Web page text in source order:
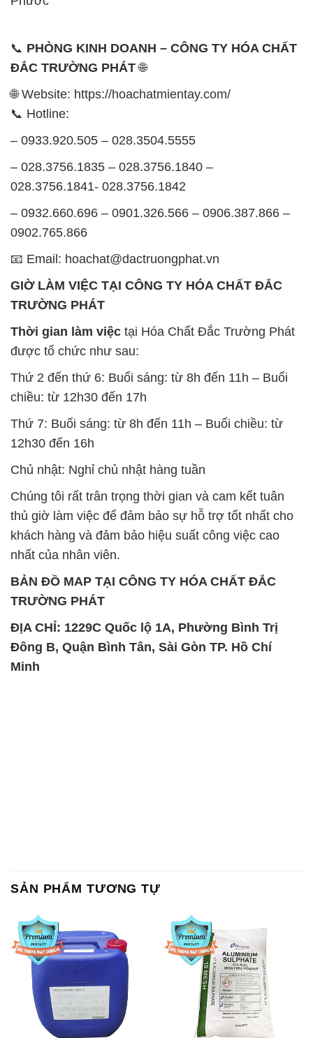
📞 PHÒNG KINH DOANH – CÔNG TY HÓA CHẤT
ĐẮC TRƯỜNG PHÁT🌐
🌐 Website: https://hoachatmientay.com/
📞 Hotline:
– 0933.920.505 – 028.3504.5555
– 028.3756.1835 – 028.3756.1840 –
028.3756.1841- 028.3756.1842
– 0932.660.696 – 0901.326.566 – 0906.387.866 –
0902.765.866
📧 Email: hoachat@dactruongphat.vn
GIỜ LÀM VIỆC TẠI CÔNG TY HÓA CHẤT ĐẮC
TRƯỜNG PHÁT
Thời gian làm việc tại Hóa Chất Đắc Trường Phát
được tổ chức như sau:
Thứ 2 đến thứ 6: Buổi sáng: từ 8h đến 11h – Buổi
chiều: từ 12h30 đến 17h
Thứ 7: Buổi sáng: từ 8h đến 11h – Buổi chiều: từ
12h30 đến 16h
Chủ nhật: Nghỉ chủ nhật hàng tuần
Chúng tôi rất trân trọng thời gian và cam kết tuân
thủ giờ làm việc để đảm bảo sự hỗ trợ tốt nhất cho
khách hàng và đảm bảo hiệu suất công việc cao
nhất của nhân viên.
BẢN ĐỒ MAP TẠI CÔNG TY HÓA CHẤT ĐẮC
TRƯỜNG PHÁT
ĐỊA CHỈ: 1229C Quốc lộ 1A, Phường Bình Trị
Đông B, Quận Bình Tân, Sài Gòn TP. Hồ Chí
Minh
SẢN PHẨM TƯƠNG TỰ